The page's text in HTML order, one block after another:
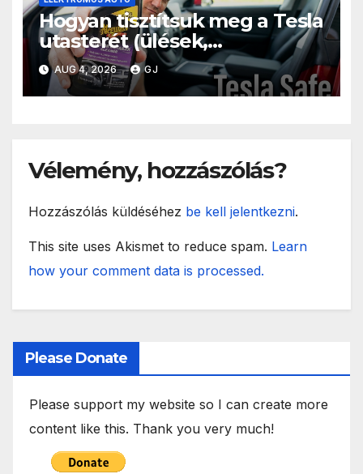
Hogyan tisztítsuk meg a Tesla
utasterét (ülések,
kormánykerék, kijelző)
AUG 4, 2026 GJ
Vélemény, hozzászólás?
Hozzászólás küldéséhez be kell jelentkezni.
This site uses Akismet to reduce spam. Learn
how your comment data is processed.
Please Donate
Please support my website so I can create more
content like this. Thank you very much!